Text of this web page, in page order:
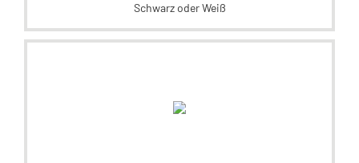
Schwarz oder Weiß